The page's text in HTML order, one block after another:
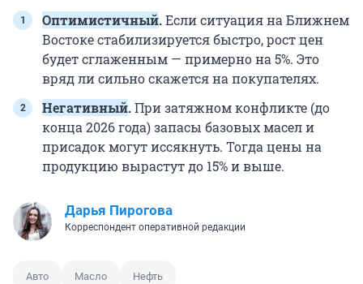
Оптимистичный.Если ситуация на Ближнем
Востоке стабилизируется быстро, рост цен
будет сглаженным — примерно на 5%. Это
вряд ли сильно скажется на покупателях.
Негативный.При затяжном конфликте (до
конца 2026 года) запасы базовых масел и
присадок могут иссякнуть. Тогда цены на
продукцию вырастут до 15% и выше.
Дарья Пирогова
Корреспондент оперативной редакции
Авто Масло Нефть